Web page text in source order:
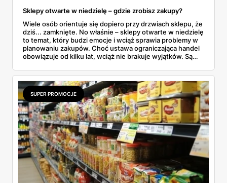
Sklepy otwarte w niedzielę – gdzie zrobisz zakupy?
Wiele osób orientuje się dopiero przy drzwiach sklepu, że
dziś... zamknięte. No właśnie – sklepy otwarte w niedzielę
to temat, który budzi emocje i wciąż sprawia problemy w
planowaniu zakupów. Choć ustawa ograniczająca handel
obowiązuje od kilku lat, wciąż nie brakuje wyjątków. Są
jak to wygląda w praktyce? Czy mały osiedlowy sklepik
może działać? A co z Żabką czy stacjami benzynowymi? W
tym artykule rozwiewamy wątpliwości i pokazujemy, gdzie
w niedzielę można coś kupić – bez nerwów i krążenia po
mieście.
SUPER PROMOCJE